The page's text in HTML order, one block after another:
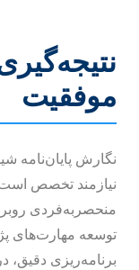
موفقیت
نگارش پایان‌نامه
نیازمند تخصص
منحصربه‌فردی
توسعه مهارت‌های
برنامه‌ریزی